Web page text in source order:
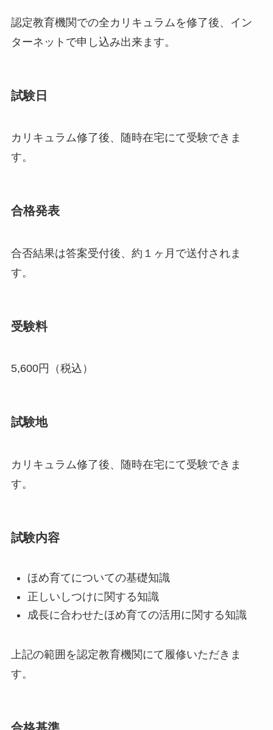
認定教育機関での全カリキュラムを修了後、イン
ターネットで申し込み出来ます。
試験日
カリキュラム修了後、随時在宅にて受験できま
す。
合格発表
合否結果は答案受付後、約１ヶ月で送付されま
す。
受験料
5,600円（税込）
試験地
カリキュラム修了後、随時在宅にて受験できま
す。
試験内容
ほめ育てについての基礎知識
正しいしつけに関する知識
成長に合わせたほめ育ての活用に関する知識
上記の範囲を認定教育機関にて履修いただきま
す。